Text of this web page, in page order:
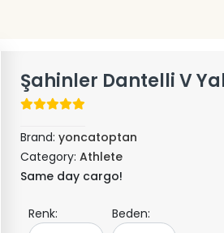
Şahinler Dantelli V
Brand: yoncatoptan
Category: Athlete
Same day cargo!
Renk: Beden: